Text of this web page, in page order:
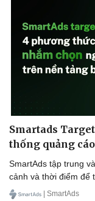
Smartads
thống quảng cáo
SmartAds tập trung
cảnh và thời điểm để
| SmartAds